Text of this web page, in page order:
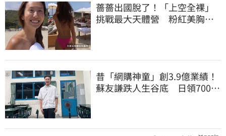
薔薔出國脫了！「上空全裸」
挑戰最大天體營 粉紅美胸被
昔「網購神童」創3.9億業績！
蘇友謙跌人生谷底 日領700元